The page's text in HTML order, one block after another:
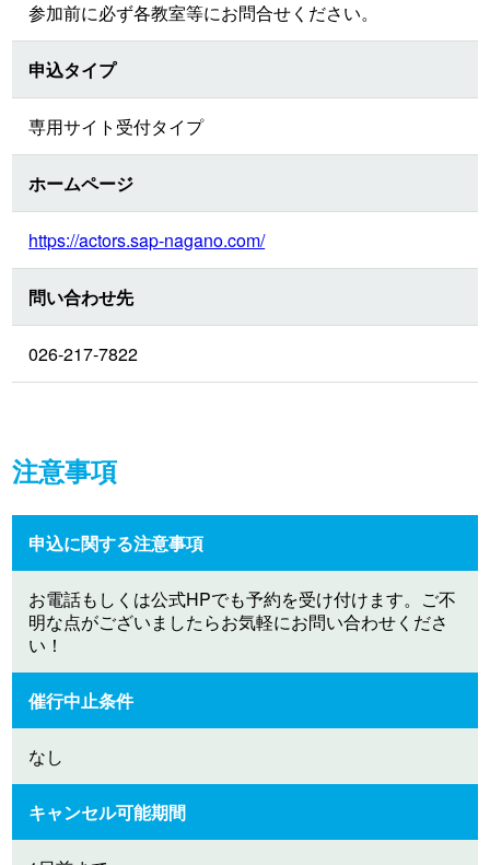
参加前に必ず各教室等にお問合せください。
申込タイプ
専用サイト受付タイプ
ホームページ
https://actors.sap-nagano.com/
問い合わせ先
026-217-7822
注意事項
申込に関する注意事項
お電話もしくは公式HPでも予約を受け付けます。ご不
明な点がございましたらお気軽にお問い合わせくださ
い！
催行中止条件
なし
キャンセル可能期間